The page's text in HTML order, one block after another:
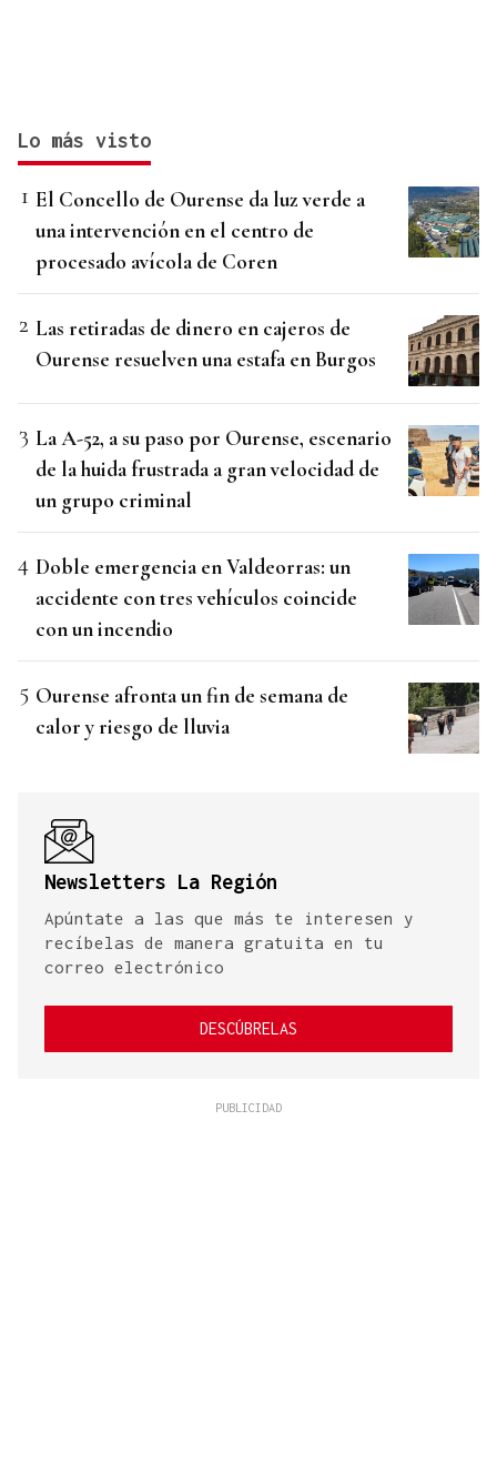
Lo más visto
El Concello de Ourense da luz verde a
una intervención en el centro de
procesado avícola de Coren
Las retiradas de dinero en cajeros de
Ourense resuelven una estafa en Burgos
La A-52, a su paso por Ourense, escenario
de la huida frustrada a gran velocidad de
un grupo criminal
Doble emergencia en Valdeorras: un
accidente con tres vehículos coincide
con un incendio
Ourense afronta un fin de semana de
calor y riesgo de lluvia
Newsletters La Región
Apúntate a las que más te interesen y
recíbelas de manera gratuita en tu
correo electrónico
DESCÚBRELAS